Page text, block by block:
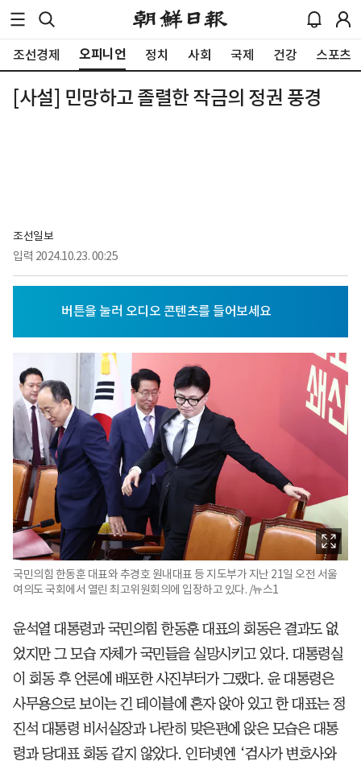
조선경제 오피니언 정치 사회 국제 건강 스포츠
[사설] 민망하고 졸렬한 작금의 정권 풍경
조선일보
입력 2024.10.23. 00:25
국민의힘 한동훈 대표와 추경호 원내대표 등 지도부가 지난 21일 오전 서울
여의도 국회에서 열린 최고위원회의에 입장하고 있다. /뉴스1
윤석열 대통령과 국민의힘 한동훈 대표의 회동은 결과도 없
었지만 그 모습 자체가 국민들을 실망시키고 있다. 대통령실
이 회동 후 언론에 배포한 사진부터가 그랬다. 윤 대통령은
사무용으로 보이는 긴 테이블에 혼자 앉아 있고 한 대표는 정
진석 대통령 비서실장과 나란히 맞은편에 앉은 모습은 대통
령과 당대표 회동 같지 않았다. 인터넷엔 ‘검사가 변호사와